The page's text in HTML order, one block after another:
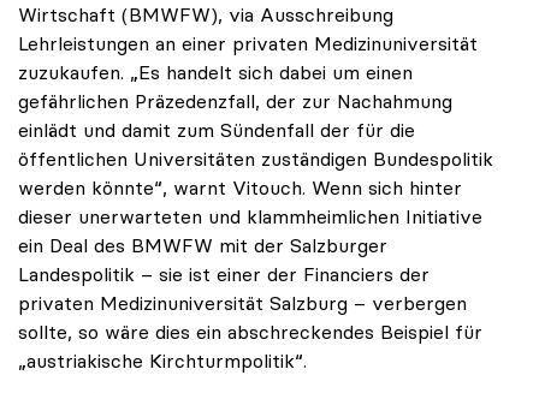
Wirtschaft (BMWFW), via Ausschreibung
Lehrleistungen an einer privaten Medizinuniversität
zuzukaufen. „Es handelt sich dabei um einen
gefährlichen Präzedenzfall, der zur Nachahmung
einlädt und damit zum Sündenfall der für die
öffentlichen Universitäten zuständigen Bundespolitik
werden könnte“, warnt Vitouch. Wenn sich hinter
dieser unerwarteten und klammheimlichen Initiative
ein Deal des BMWFW mit der Salzburger
Landespolitik – sie ist einer der Financiers der
privaten Medizinuniversität Salzburg – verbergen
sollte, so wäre dies ein abschreckendes Beispiel für
„austriakische Kirchturmpolitik“.